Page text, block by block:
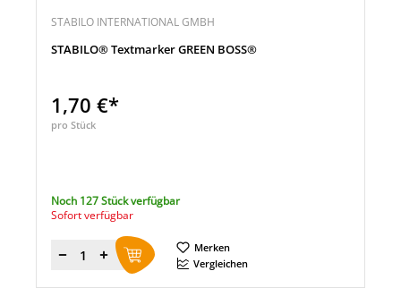
STABILO INTERNATIONAL GMBH
STABILO® Textmarker GREEN BOSS®
1,70 €*
pro Stück
Noch 127 Stück verfügbar
Sofort verfügbar
Menge
Merken
Vergleichen